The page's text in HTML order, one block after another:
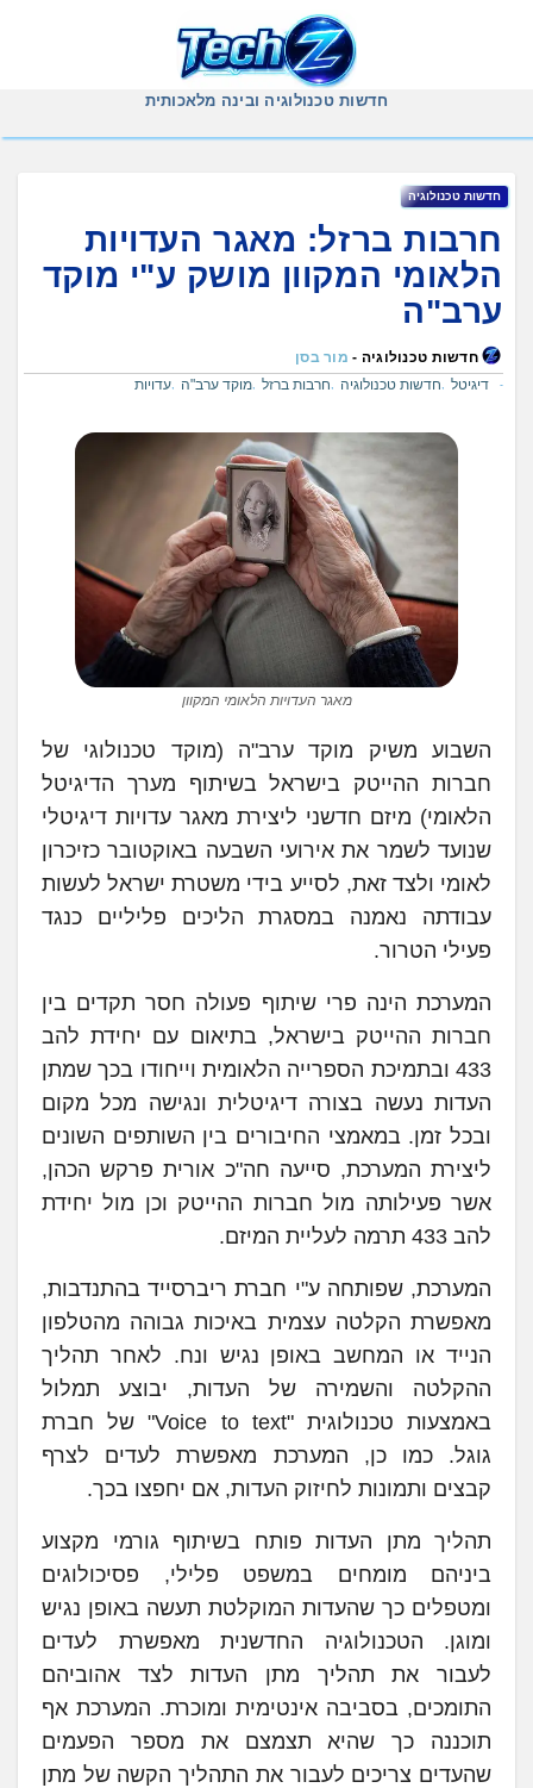
חדשות טכנולוגיה ובינה מלאכותית
חדשות טכנולוגיה
חרבות ברזל: מאגר העדויות
הלאומי המקוון מושק ע"י מוקד
ערב"ה
חדשות טכנולוגיה - מור בסן
דיגיטל
חדשות טכנולוגיה חרבות ברזל מוקד ערב"ה עדויות
מאגר העדויות הלאומי המקוון
השבוע משיק מוקד ערב"ה (מוקד טכנולוגי של
חברות ההייטק בישראל בשיתוף מערך הדיגיטל
הלאומי) מיזם חדשני ליצירת מאגר עדויות דיגיטלי
שנועד לשמר את אירועי השבעה באוקטובר כזיכרון
לאומי ולצד זאת, לסייע בידי משטרת ישראל לעשות
עבודתה נאמנה במסגרת הליכים פליליים כנגד
פעילי הטרור.
המערכת הינה פרי שיתוף פעולה חסר תקדים בין
חברות ההייטק בישראל, בתיאום עם יחידת להב
433 ובתמיכת הספרייה הלאומית וייחודו בכך שמתן
העדות נעשה בצורה דיגיטלית ונגישה מכל מקום
ובכל זמן. במאמצי החיבורים בין השותפים השונים
ליצירת המערכת, סייעה חה"כ אורית פרקש הכהן,
אשר פעילותה מול חברות ההייטק וכן מול יחידת
להב 433 תרמה לעליית המיזם.
המערכת, שפותחה ע"י חברת ריברסייד בהתנדבות,
מאפשרת הקלטה עצמית באיכות גבוהה מהטלפון
הנייד או המחשב באופן נגיש ונח. לאחר תהליך
ההקלטה והשמירה של העדות, יבוצע תמלול
באמצעות טכנולוגית "Voice to text" של חברת
גוגל. כמו כן, המערכת מאפשרת לעדים לצרף
קבצים ותמונות לחיזוק העדות, אם יחפצו בכך.
תהליך מתן העדות פותח בשיתוף גורמי מקצוע
ביניהם מומחים במשפט פלילי, פסיכולוגים
ומטפלים כך שהעדות המוקלטת תעשה באופן נגיש
ומוגן. הטכנולוגיה החדשנית מאפשרת לעדים
לעבור את תהליך מתן העדות לצד אהוביהם
התומכים, בסביבה אינטימית ומוכרת. המערכת אף
תוכננה כך שהיא תצמצם את מספר הפעמים
שהעדים צריכים לעבור את התהליך הקשה של מתן